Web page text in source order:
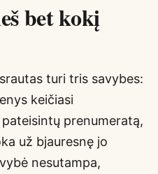
bet kokį
turi tris savybes:
keičiasi
prenumeratą,
už bjauresnę jo
nesutampa,